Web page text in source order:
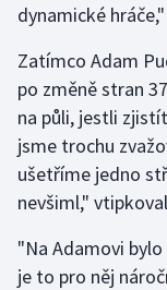
dynamické
Zatímco Adam
po změně stran
na půli, jestli
jsme trochu
ušetříme jedno
nevšiml,"
"Na Adamovi
je to pro něj